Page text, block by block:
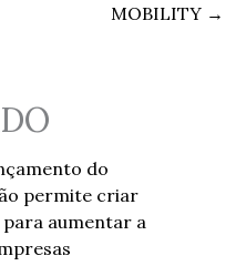
MOBILITY →